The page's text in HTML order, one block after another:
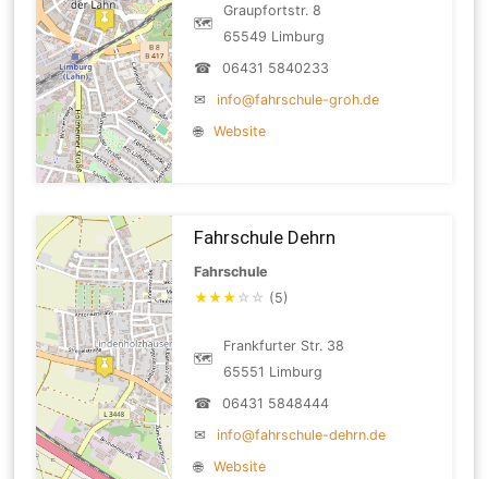
🗺
Graupfortstr. 8
65549 Limburg
☎
06431 5840233
✉
info@fahrschule-groh.de
🌐
Website
Fahrschule Dehrn
Fahrschule
★★★ ☆ ☆ (5)
🗺
Frankfurter Str. 38
65551 Limburg
☎
06431 5848444
✉
info@fahrschule-dehrn.de
🌐
Website